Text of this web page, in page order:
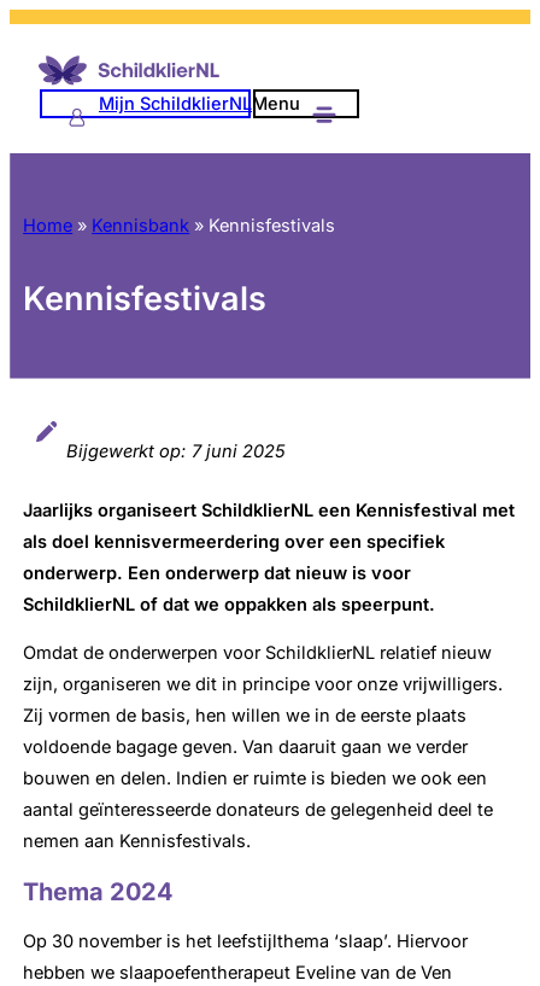
Mijn SchildklierNLMenu
Home » Kennisbank » Kennisfestivals
Kennisfestivals
Bijgewerkt op: 7 juni 2025
Jaarlijks organiseert SchildklierNL een Kennisfestival met
als doel kennisvermeerdering over een specifiek
onderwerp. Een onderwerp dat nieuw is voor
SchildklierNL of dat we oppakken als speerpunt.
Omdat de onderwerpen voor SchildklierNL relatief nieuw
zijn, organiseren we dit in principe voor onze vrijwilligers.
Zij vormen de basis, hen willen we in de eerste plaats
voldoende bagage geven. Van daaruit gaan we verder
bouwen en delen. Indien er ruimte is bieden we ook een
aantal geïnteresseerde donateurs de gelegenheid deel te
nemen aan Kennisfestivals.
Thema 2024
Op 30 november is het leefstijlthema ‘slaap’. Hiervoor
hebben we slaapoefentherapeut Eveline van de Ven